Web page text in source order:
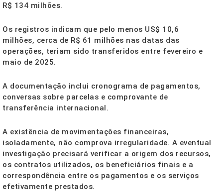
R$ 134 milhões.
Os registros indicam que pelo menos US$ 10,6
milhões, cerca de R$ 61 milhões nas datas das
operações, teriam sido transferidos entre fevereiro e
maio de 2025.
A documentação inclui cronograma de pagamentos,
conversas sobre parcelas e comprovante de
transferência internacional.
A existência de movimentações financeiras,
isoladamente, não comprova irregularidade. A eventual
investigação precisará verificar a origem dos recursos,
os contratos utilizados, os beneficiários finais e a
correspondência entre os pagamentos e os serviços
efetivamente prestados.